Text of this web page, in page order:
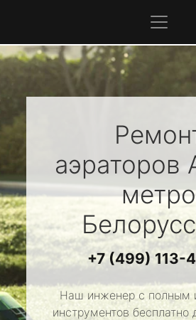
аэраторов
метро
+7 (499) 113-
Наш инженер с полным
инструментов бесплатно